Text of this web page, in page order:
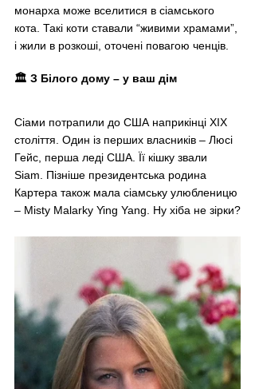
монарха може вселитися в сіамського
кота. Такі коти ставали “живими храмами”,
і жили в розкоші, оточені повагою ченців.
🏛️ З Білого дому – у ваш дім
Сіами потрапили до США наприкінці XIX
століття. Один із перших власників – Люсі
Гейс, перша леді США. Її кішку звали
Siam. Пізніше президентська родина
Картера також мала сіамську улюбленицю
– Misty Malarky Ying Yang. Ну хіба не зірки?